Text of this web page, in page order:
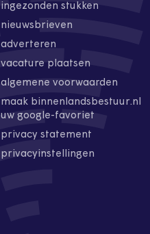
ingezonden stukken
nieuwsbrieven
adverteren
vacature plaatsen
algemene voorwaarden
maak binnenlandsbestuur.nl
uw google-favoriet
privacy statement
privacyinstellingen